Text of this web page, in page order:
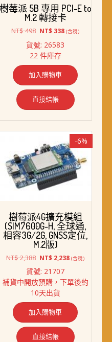
樹莓派 5B 專用 PCI-E to
M.2 轉接卡
NT$498 原
價
格：
NT$ 498。
NT$ 338目
NT$ 338。
(含稅)
貨號: 26583
22 件庫存
加入購物車
直接結帳
-6%
樹莓派4G擴充模組
(SIM7600G-H, 全球通,
相容3G/2G, GNSS定位,
M.2版)
NT$2,388 原
價
格：
NT$ 2,388。
NT$ 2,238目
格：
(含稅)
貨號: 21707
補貨中開放預購，下單後約
10天出貨
加入購物車
直接結帳